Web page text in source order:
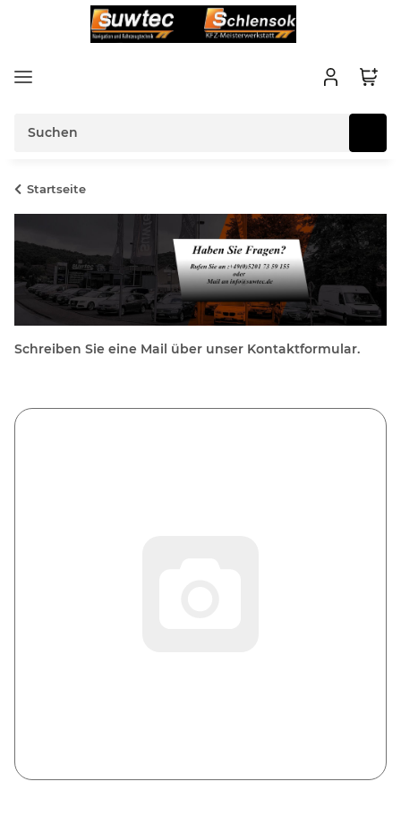
Startseite
Schreiben Sie eine Mail über unser Kontaktformular.